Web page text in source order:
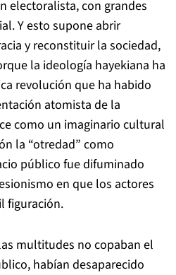
electoralista, con grandes
Y esto supone abrir
y reconstituir la sociedad,
la ideología hayekiana ha
revolución que ha habido
atomista de la
como un imaginario cultural
la “otredad” como
público fue difuminado
en que los actores
figuración.
multitudes no copaban el
habían desaparecido